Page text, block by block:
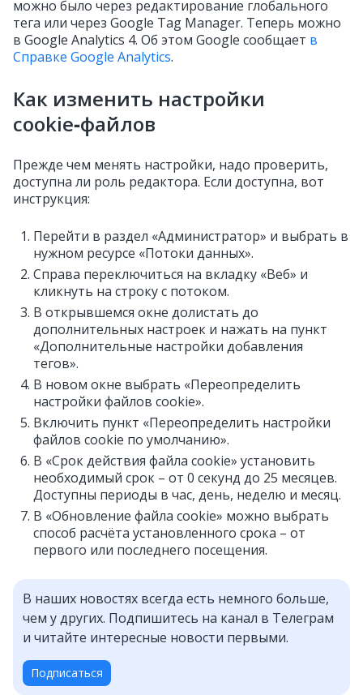
можно было через редактирование глобального
тега или через Google Tag Manager. Теперь можно
в Google Analytics 4. Об этом Google сообщает в
Справке Google Analytics.
Как изменить настройки
cookie‑файлов
Прежде чем менять настройки, надо проверить,
доступна ли роль редактора. Если доступна, вот
инструкция:
Перейти в раздел «Администратор» и выбрать в
нужном ресурсе «Потоки данных».
Справа переключиться на вкладку «Веб» и
кликнуть на строку с потоком.
В открывшемся окне долистать до
дополнительных настроек и нажать на пункт
«Дополнительные настройки добавления
тегов».
В новом окне выбрать «Переопределить
настройки файлов cookie».
Включить пункт «Переопределить настройки
файлов cookie по умолчанию».
В «Срок действия файла cookie» установить
необходимый срок – от 0 секунд до 25 месяцев.
Доступны периоды в час, день, неделю и месяц.
В «Обновление файла cookie» можно выбрать
способ расчёта установленного срока – от
первого или последнего посещения.
В наших новостях всегда есть немного больше,
чем у других. Подпишитесь на канал в Телеграм
и читайте интересные новости первыми.
Подписаться